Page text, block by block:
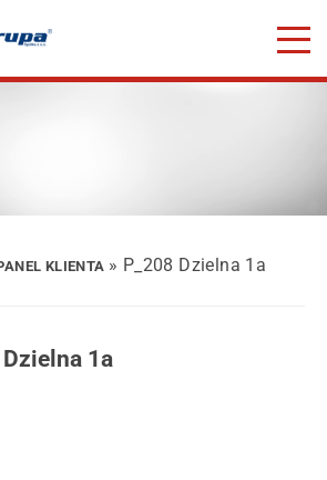
KLIENTA » P_208 Dzielna 1a
1a